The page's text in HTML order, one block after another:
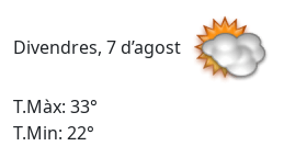
Divendres, 7 d’agost
T.Màx: 33°
T.Min: 22°